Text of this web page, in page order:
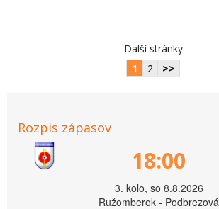
Další stránky
1
2 >>
Rozpis zápasov
18:00
3. kolo, so 8.8.2026
Ružomberok - Podbrezová